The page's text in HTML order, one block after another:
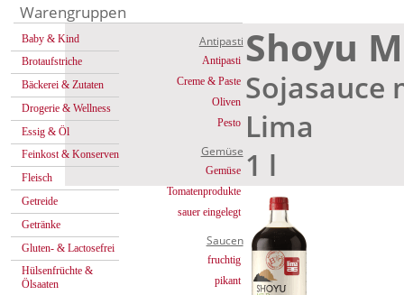
Warengruppen
Baby & Kind
Brotaufstriche
Bäckerei & Zutaten
Drogerie & Wellness
Essig & Öl
Feinkost & Konserven
Fleisch
Getreide
Getränke
Gluten- & Lactosefrei
Hülsenfrüchte &
Ölsaaten
Antipasti
Antipasti
Creme & Paste
Oliven
Pesto
Gemüse
Gemüse
Tomatenprodukte
sauer eingelegt
Saucen
fruchtig
pikant
Shoyu
Sojasauce
Lima
1 l